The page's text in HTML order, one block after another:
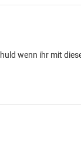
wenn ihr mit